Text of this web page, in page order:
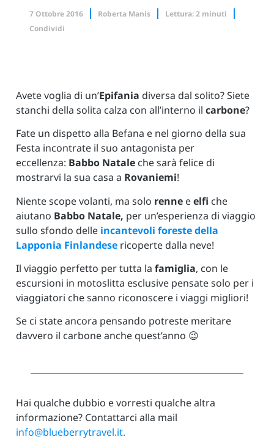
7 Ottobre 2016 Roberta Manis
Lettura: 2 minuti
Condividi
Avete voglia di un’Epifania diversa dal solito? Siete
stanchi della solita calza con all’interno il carbone?
Fate un dispetto alla Befana e nel giorno della sua
Festa incontrate il suo antagonista per
eccellenza: Babbo Natale che sarà felice di
mostrarvi la sua casa a Rovaniemi!
Niente scope volanti, ma solo renne eelfi che
aiutano Babbo Natale, per un’esperienza di viaggio
sullo sfondo delle incantevoli foreste della
Lapponia Finlandese ricoperte dalla neve!
Il viaggio perfetto per tutta la famiglia, con le
escursioni in motoslitta esclusive pensate solo per i
viaggiatori che sanno riconoscere i viaggi migliori!
Se ci state ancora pensando potreste meritare
davvero il carbone anche quest’anno 😉
Hai qualche dubbio e vorresti qualche altra
informazione? Contattarci alla mail
info@blueberrytravel.it.